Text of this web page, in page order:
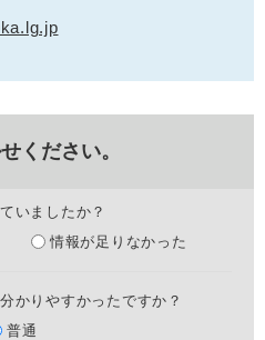
ください。
いましたか？
情報が足りなかった
かりやすかったですか？
普通